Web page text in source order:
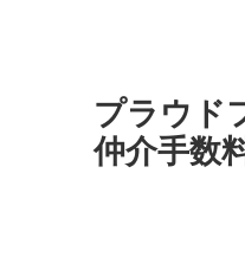
プラウド
仲介手数